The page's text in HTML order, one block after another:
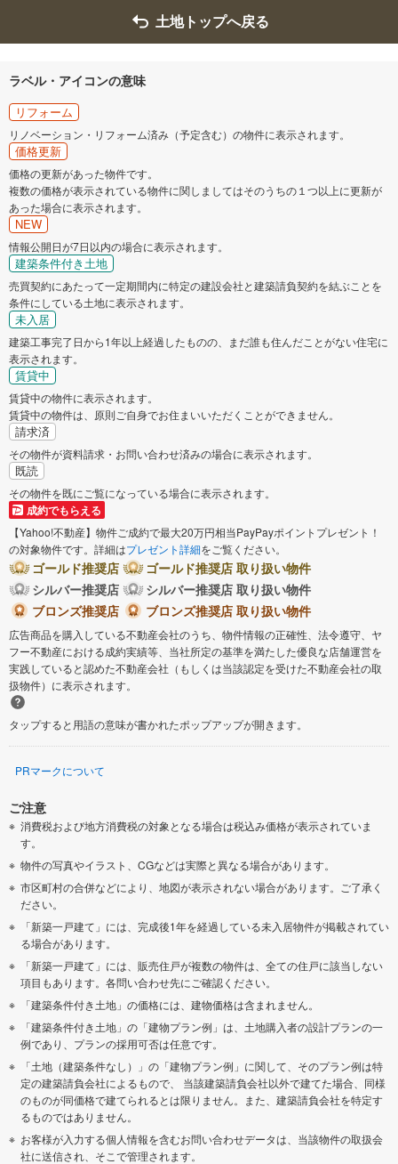
土地トップへ戻る
ラベル・アイコンの意味
リフォーム
リノベーション・リフォーム済み（予定含む）の物件に表示されます。
価格更新
価格の更新があった物件です。
複数の価格が表示されている物件に関しましてはそのうちの１つ以上に更新が
あった場合に表示されます。
NEW
情報公開日が7日以内の場合に表示されます。
建築条件付き土地
売買契約にあたって一定期間内に特定の建設会社と建築請負契約を結ぶことを
条件にしている土地に表示されます。
未入居
建築工事完了日から1年以上経過したものの、まだ誰も住んだことがない住宅に
表示されます。
賃貸中
賃貸中の物件に表示されます。
賃貸中の物件は、原則ご自身でお住まいいただくことができません。
請求済
その物件が資料請求・お問い合わせ済みの場合に表示されます。
既読
その物件を既にご覧になっている場合に表示されます。
成約でもらえる
【Yahoo!不動産】物件ご成約で最大20万円相当PayPayポイントプレゼント！
の対象物件です。詳細はプレゼント詳細をご覧ください。
ゴールド推奨店
ゴールド推奨店 取り扱い物件
シルバー推奨店
シルバー推奨店 取り扱い物件
ブロンズ推奨店
ブロンズ推奨店 取り扱い物件
広告商品を購入している不動産会社のうち、物件情報の正確性、法令遵守、ヤ
フー不動産における成約実績等、当社所定の基準を満たした優良な店舗運営を
実践していると認めた不動産会社（もしくは当該認定を受けた不動産会社の取
扱物件）に表示されます。
タップすると用語の意味が書かれたポップアップが開きます。
PRマークについて
ご注意
消費税および地方消費税の対象となる場合は税込み価格が表示されていま
す。
物件の写真やイラスト、CGなどは実際と異なる場合があります。
市区町村の合併などにより、地図が表示されない場合があります。ご了承く
ださい。
「新築一戸建て」には、完成後1年を経過している未入居物件が掲載されてい
る場合があります。
「新築一戸建て」には、販売住戸が複数の物件は、全ての住戸に該当しない
項目もあります。各問い合わせ先にご確認ください。
「建築条件付き土地」の価格には、建物価格は含まれません。
「建築条件付き土地」の「建物プラン例」は、土地購入者の設計プランの一
例であり、プランの採用可否は任意です。
「土地（建築条件なし）」の「建物プラン例」に関して、そのプラン例は特
定の建築請負会社によるもので、 当該建築請負会社以外で建てた場合、同様
のものが同価格で建てられるとは限りません。また、建築請負会社を特定す
るものではありません。
お客様が入力する個人情報を含むお問い合わせデータは、当該物件の取扱会
社に送信され、そこで管理されます。